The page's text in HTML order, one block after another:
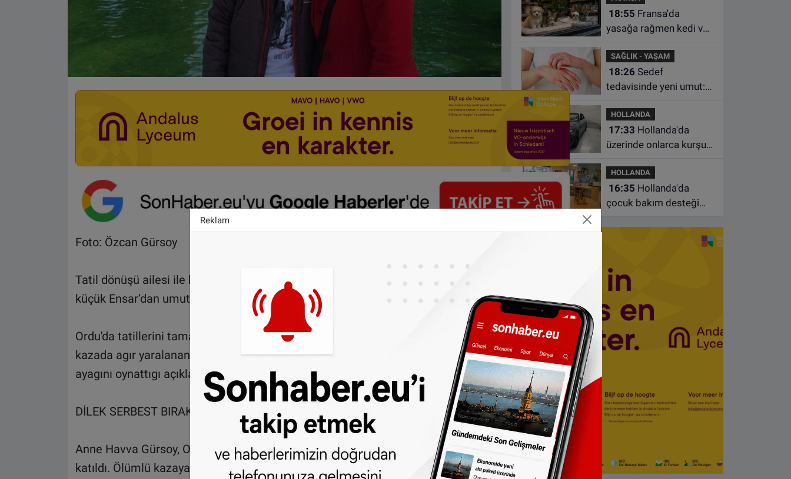
Foto: Özcan Gürsoy
Tatil dönüşü ailesi ile birlikte Sırbistan’da kaza geçirip yoğun bakıma alınan
küçük Ensar’dan umut verici haber geldi.
Ordu'da tatillerini tamamlayıp Hollanda'ya dönerken Sırbistan'da geçirdikleri
kazada agır yaralanan Gürsoy ailesinin oglu 14 yasındaki Ensar'ın günler sonra
ayagını oynattıgı açıklandı. Küçük Ensar'dan gelen iyi haber yüreklere su serpti.
DİLEK SERBEST BIRAKILDI
Anne Havva Gürsoy, Ordu'da defnedilirken, baba Yener ile kızı Cansu cenazeye
katıldı. Ölümlü kazaya sebep olmaktan yargılanan Dilek Gürsoy'un ise Ensar'ın
18:55
yasağa rağmen kedi ve
shoplara hayvan başına
1.500 euro ceza
SAĞLIK - YAŞAM
18:26
tedavisinde yeni umut:
iyileşmediği bulundu
HOLLANDA
17:33
üzerinde onlarca kurşun
euroya satışa çıktı
HOLLANDA
16:35
çocuk bakım desteği
hâlâ ek ödeme yapıyor
Reklam